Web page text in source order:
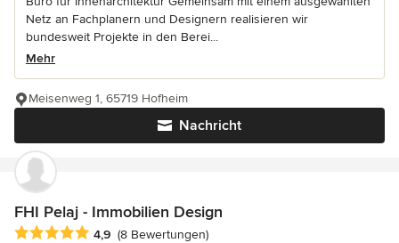
Netz an Fachplanern und Designern realisieren wir
bundesweit Projekte in den Berei...
Mehr
Nachricht
Meisenweg 1, 65719 Hofheim
FHI Pelaj - Immobilien Design
Durchschnittliche Bewertung: 4.9 von 5 Sternen
4,9 (8 Bewertungen)